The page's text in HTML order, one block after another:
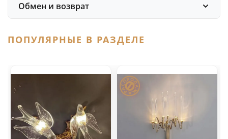
Обмен и возврат
ПОПУЛЯРНЫЕ В РАЗДЕЛЕ